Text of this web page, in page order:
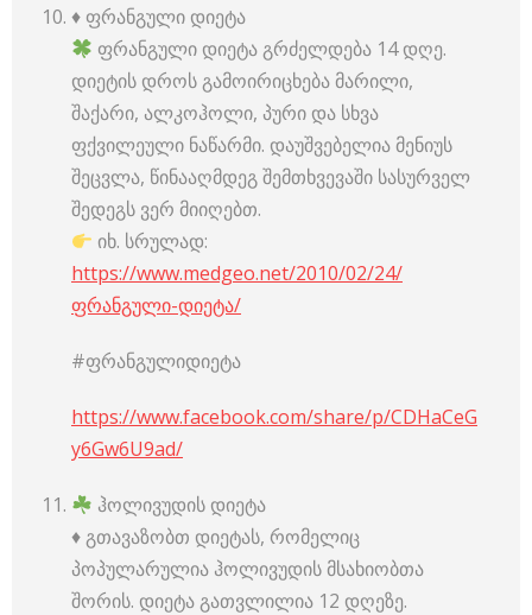
♦️ ფრანგული დიეტა
ფრანგული დიეტა გრძელდება 14 დღე.
დიეტის დროს გამოირიცხება მარილი,
შაქარი, ალკოჰოლი, პური და სხვა
ფქვილეული ნაწარმი. დაუშვებელია მენიუს
შეცვლა, წინააღმდეგ შემთხვევაში სასურველ
შედეგს ვერ მიიღებთ.
იხ. სრულად:
https://www.medgeo.net/2010/02/24/
ფრანგული-დიეტა/
#ფრანგულიდიეტა
https://www.facebook.com/share/p/CDHaCeG
y6Gw6U9ad/
ჰოლივუდის დიეტა
♦️ გთავაზობთ დიეტას, რომელიც
პოპულარულია ჰოლივუდის მსახიობთა
შორის. დიეტა გათვლილია 12 დღეზე.